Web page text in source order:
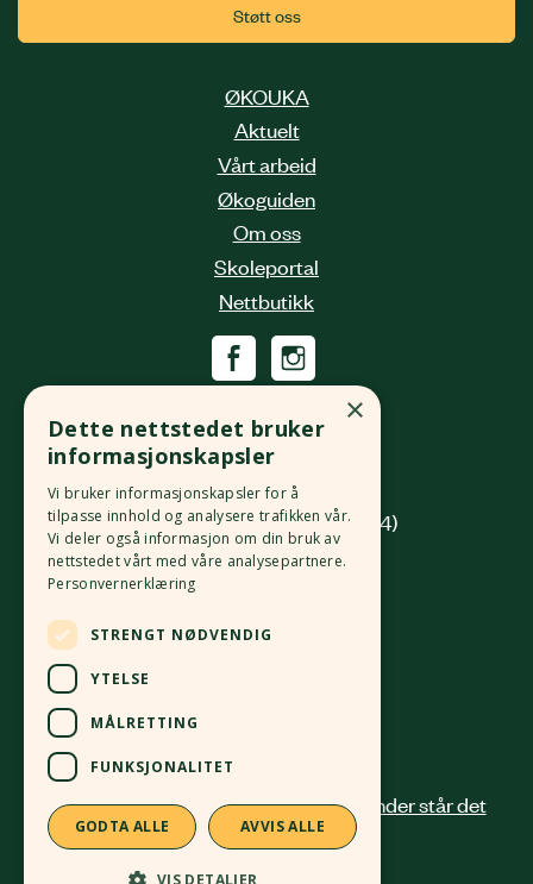
Støtt oss
ØKOUKA
Aktuelt
Vårt arbeid
Økoguiden
Om oss
Skoleportal
Nettbutikk
Grønlandsleiret 31
0190 Oslo
(innkjøring fra Platous gate 14)
Org. nr.982 512 069 MVA
Kontonr.
×
Dette nettstedet bruker
informasjonskapsler
Vi bruker informasjonskapsler for å
tilpasse innhold og analysere trafikken vår.
Vi deler også informasjon om din bruk av
nettstedet vårt med våre analysepartnere.
Personvernerklæring
STRENGT NØDVENDIG
YTELSE
MÅLRETTING
FUNKSJONALITET
GODTA ALLE AVVIS ALLE
VIS DETALJER